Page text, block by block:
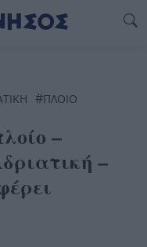
#ΠΛΟΙΟ
–
–